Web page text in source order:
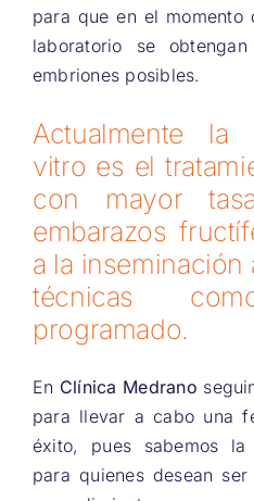
para que en el
laboratorio se
embriones posibles.
Actualmente la
vitro es el
con mayor
embarazos
a la inseminación
técnicas
programado.
En Clínica Medrano
para llevar a cabo una
éxito, pues sabemos
para quienes desean